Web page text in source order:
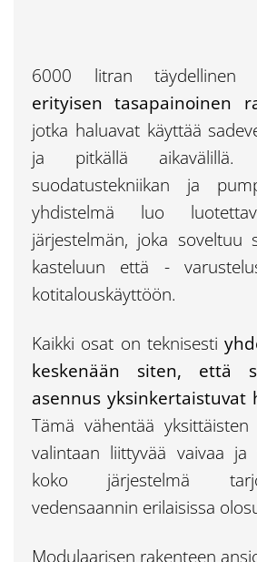
6000 litran täydellinen
erityisen tasapainoinen
jotka haluavat käyttää
ja pitkällä aikavälillä.
suodatustekniikan ja
yhdistelmä luo
järjestelmän, joka soveltuu
kasteluun että -
kotitalouskäyttöön.
Kaikki osat on teknisesti
keskenään siten, että
asennus yksinkertaistuvat
Tämä vähentää
valintaan liittyvää vaivaa ja
koko järjestelmä
vedensaannin erilaisissa
Modulaarisen rakenteen